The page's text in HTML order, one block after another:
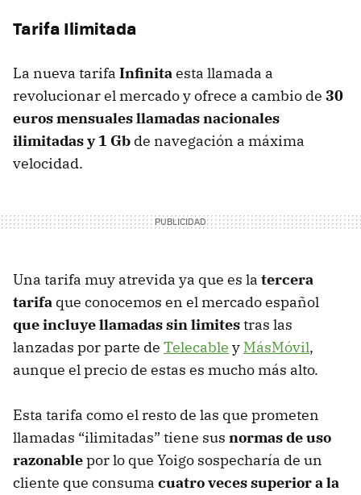
Tarifa Ilimitada
La nueva tarifa Infinitaesta llamada a
revolucionar el mercado y ofrece a cambio de 30
euros mensuales llamadas nacionales
ilimitadas y 1 Gb de navegación a máxima
velocidad.
Una tarifa muy atrevida ya que es la tercera
tarifa que conocemos en el mercado español
que incluye llamadas sin limitestras las
lanzadas por parte de Telecable y MásMóvil,
aunque el precio de estas es mucho más alto.
Esta tarifa como el resto de las que prometen
llamadas “ilimitadas” tiene sus normas de uso
razonablepor lo que Yoigo sospecharía de un
cliente que consuma cuatro veces superior a la